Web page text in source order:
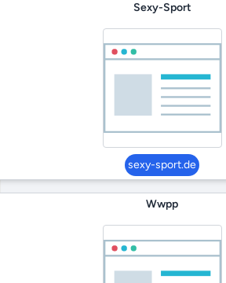
Sexy-Sport
sexy-sport.de
Wwpp